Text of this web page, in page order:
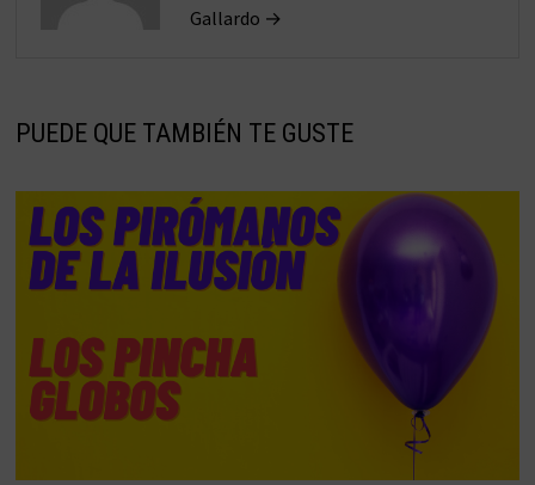
Gallardo →
PUEDE QUE TAMBIÉN TE GUSTE